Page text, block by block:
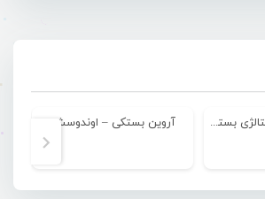
آروین بستکی – نوستالژی بستکی آروین بستکی – اوندوسش